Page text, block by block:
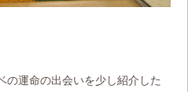
の運命の出会いを少し紹介した